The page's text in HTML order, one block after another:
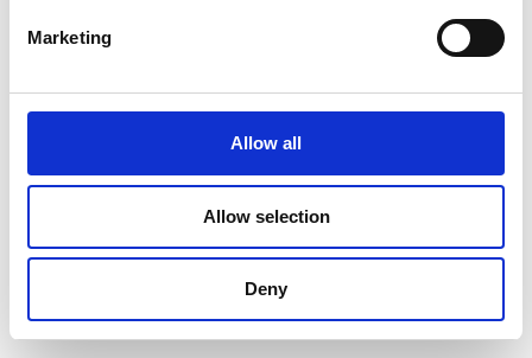
Marketing
Allow all
Allow selection
Deny